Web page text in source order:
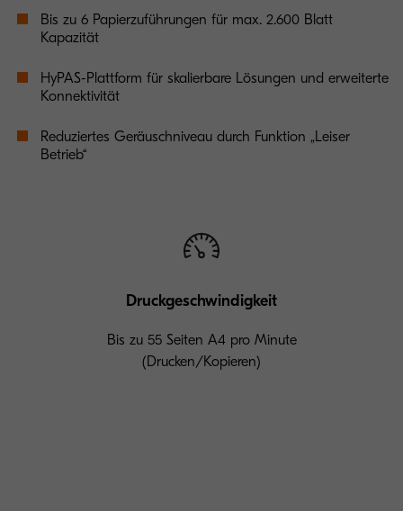
Bis zu 6 Papierzuführungen für max. 2.600 Blatt
Kapazität
HyPAS-Plattform für skalierbare Lösungen und erweiterte
Konnektivität
Reduziertes Geräuschniveau durch Funktion „Leiser
Betrieb“
Druckgeschwindigkeit
Bis zu 55 Seiten A4 pro Minute
(Drucken/Kopieren)